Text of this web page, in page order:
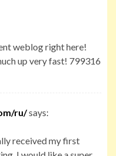
weblog right here!
up very fast! 799316
ru/says:
received my first